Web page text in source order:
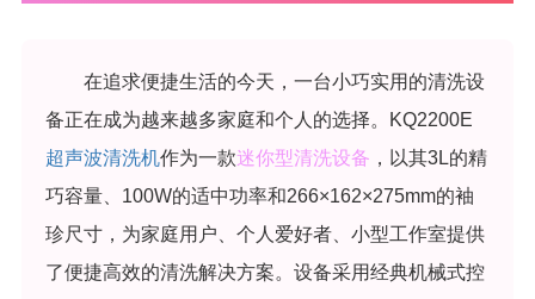
在追求便捷生活的今天，一台小巧实用的清洗设
备正在成为越来越多家庭和个人的选择。KQ2200E
超声波清洗机作为一款迷你型清洗设备 ，以其3L的精
巧容量、100W的适中功率和266×162×275mm的袖
珍尺寸，为家庭用户、个人爱好者、小型工作室提供
了便捷高效的清洗解决方案。设备采用经典机械式控